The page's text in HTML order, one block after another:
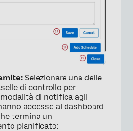
×
Selezionare una delle
di controllo per
modalità di notifica agli
accesso al dashboard
termina un
pianificato: